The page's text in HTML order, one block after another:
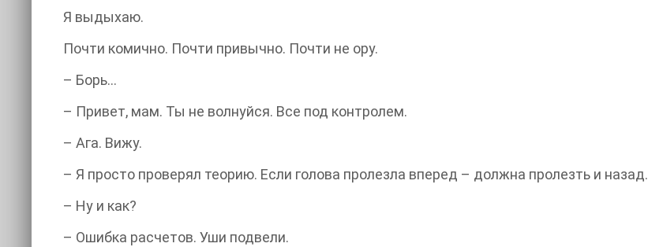
Я выдыхаю.
Почти комично. Почти привычно. Почти не ору.
– Борь…
– Привет, мам. Ты не волнуйся. Все под контролем.
– Ага. Вижу.
– Я просто проверял теорию. Если голова пролезла вперед – должна пролезть и назад.
– Ну и как?
– Ошибка расчетов. Уши подвели.